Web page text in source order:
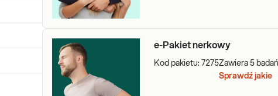
e-Pakiet nerkowy
Kod pakietu: 7275Zawiera 5 badań
Sprawdź jakie